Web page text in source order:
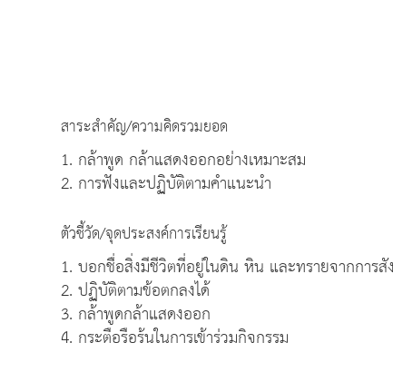
สาระสำคัญ/ความคิดรวมยอด
1. กล้าพูด กล้าแสดงออกอย่างเหมาะสม
2. การฟังและปฏิบัติตามคำแนะนำ
ตัวชี้วัด/จุดประสงค์การเรียนรู้
1. บอกชื่อสิ่งมีชีวิตที่อยู่ในดิน หิน และทรายจากการสั
2. ปฏิบัติตามข้อตกลงได้
3. กล้าพูดกล้าแสดงออก
4. กระตือรือร้นในการเข้าร่วมกิจกรรม